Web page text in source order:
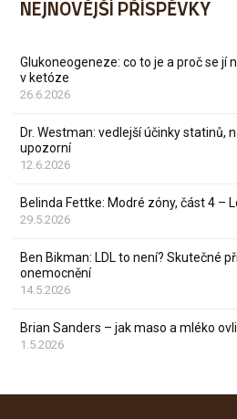
NEJNOVĚJŠÍ PŘÍSPĚVKY
Glukoneogeneze: co to je a proč se jí
v ketóze
26.6.2026
Dr. Westman: vedlejší účinky statinů,
upozorní
12.6.2026
Belinda Fettke: Modré zóny, část 4 –
29.5.2026
Ben Bikman: LDL to není? Skutečné
onemocnění
14.5.2026
Brian Sanders – jak maso a mléko
1.5.2026